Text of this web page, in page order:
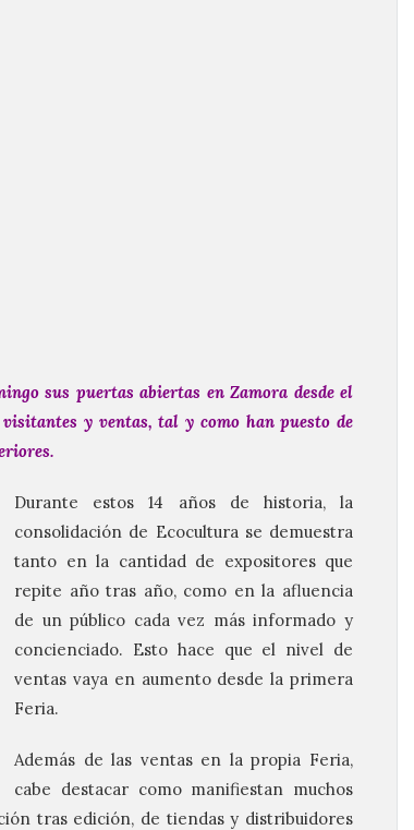
sus puertas abiertas en Zamora desde el
y ventas, tal y como han puesto de
Durante estos 14 años de historia, la
consolidación de Ecocultura se demuestra
tanto en la cantidad de expositores que
repite año tras año, como en la afluencia
de un público cada vez más informado y
concienciado. Esto hace que el nivel de
ventas vaya en aumento desde la primera
Feria.
Además de las ventas en la propia Feria,
cabe destacar como manifiestan muchos
tras edición, de tiendas y distribuidores